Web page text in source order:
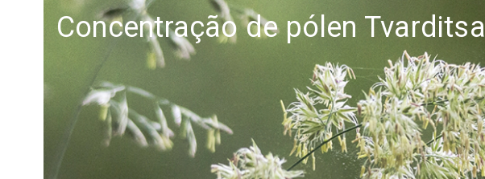
Concentração de pólen Tvarditsa